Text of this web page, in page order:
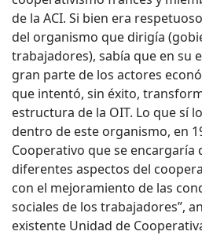
de la ACI. Si bien era
del organismo que dirigía
trabajadores), sabía que en su
gran parte de los actores
que intentó, sin éxito,
estructura de la OIT. Lo que sí
dentro de este organismo, en
Cooperativo que se encargaría
diferentes aspectos del
con el mejoramiento de las
sociales de los trabajadores”,
existente Unidad de